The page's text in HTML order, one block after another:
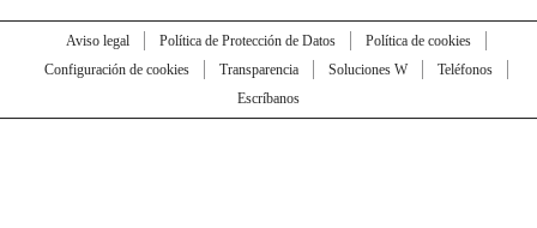
Aviso legal Política de Protección de Datos
Política de cookies
Configuración de cookies
Transparencia Soluciones W
Teléfonos
Escríbanos